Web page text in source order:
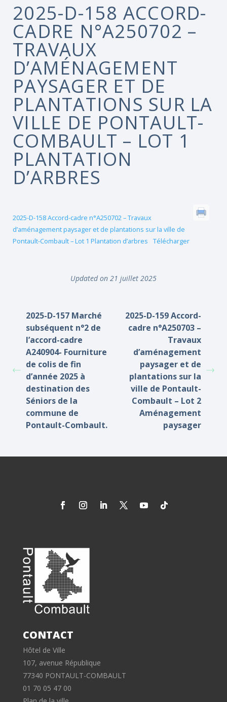
2025-D-158 ACCORD-
CADRE N°A250702 –
TRAVAUX
D’AMÉNAGEMENT
PAYSAGER ET DE
PLANTATIONS SUR LA
VILLE DE PONTAULT-
COMBAULT – LOT 1
PLANTATION
D’ARBRES
2025-D-158 Accord-cadre n°A250702 – Travaux
d’aménagement paysager et de plantations sur la ville de
Pontault-Combault – Lot 1 Plantation d’arbres
Télécharger
Updated on 21 juillet 2025
2025-D-157 Marché
subséquent n°2 de
l’accord-cadre
A240904- Fourniture
de colis de fin
d’année 2025 à
destination des
Séniors de la
commune de
Pontault-Combault.
2025-D-159 Accord-
cadre n°A250703 –
Travaux
d’aménagement
paysager et de
plantations sur la
ville de Pontault-
Combault – Lot 2
Aménagement
paysager
CONTACT
Hôtel de Ville
107, avenue République
77340 PONTAULT-COMBAULT
01 70 05 47 00